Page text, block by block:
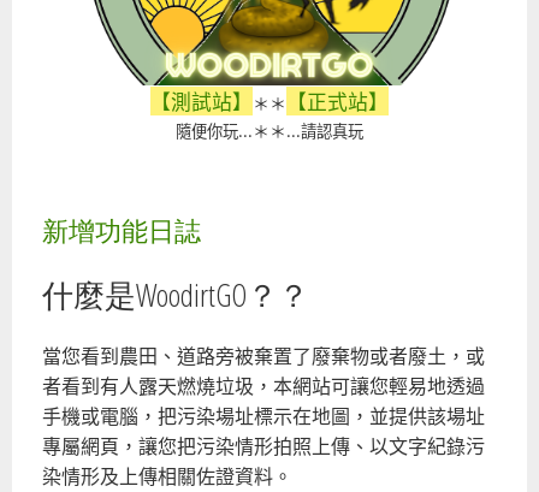
【測試站】 ＊＊ 【正式站】
隨便你玩...＊＊...請認真玩
新增功能日誌
什麼是WoodirtGO？？
當您看到農田、道路旁被棄置了廢棄物或者廢土，或
者看到有人露天燃燒垃圾，本網站可讓您輕易地透過
手機或電腦，把污染場址標示在地圖，並提供該場址
專屬網頁，讓您把污染情形拍照上傳、以文字紀錄污
染情形及上傳相關佐證資料。